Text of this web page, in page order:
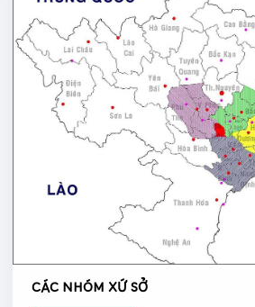
CÁC NHÓM XỨ SỞ
XỨ
SỞ